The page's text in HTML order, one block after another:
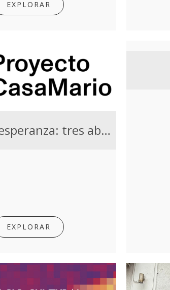
EXPLORAR
Principio esperanza: tres abordajes topológicos para una experiencia estética
EXPLORAR